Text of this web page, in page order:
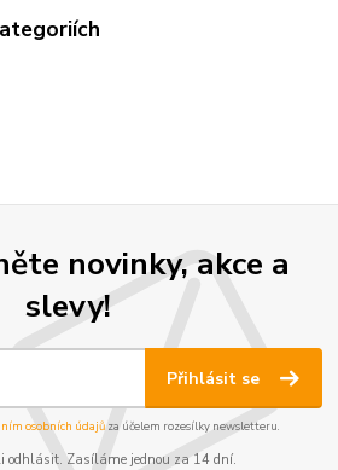
novinky, akce a
slevy!
Přihlásit se
osobních údajůza účelem rozesílky newsletteru.
odhlásit. Zasíláme jednou za 14 dní.